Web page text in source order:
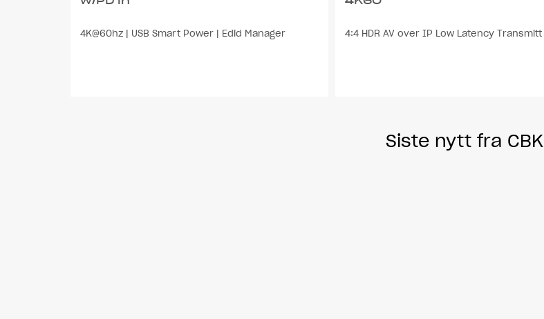
4K@60hz | USB Smart Power | Edid Manager 4:4 HDR AV over IP Low Latency Transmitt
Siste nytt fra CBK